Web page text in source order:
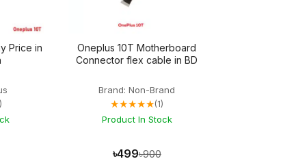
Price in
Oneplus 10T Motherboard
Connector flex cable in BD
Brand: Non-Brand
★★★★★(1)
Product In Stock
৳499৳900